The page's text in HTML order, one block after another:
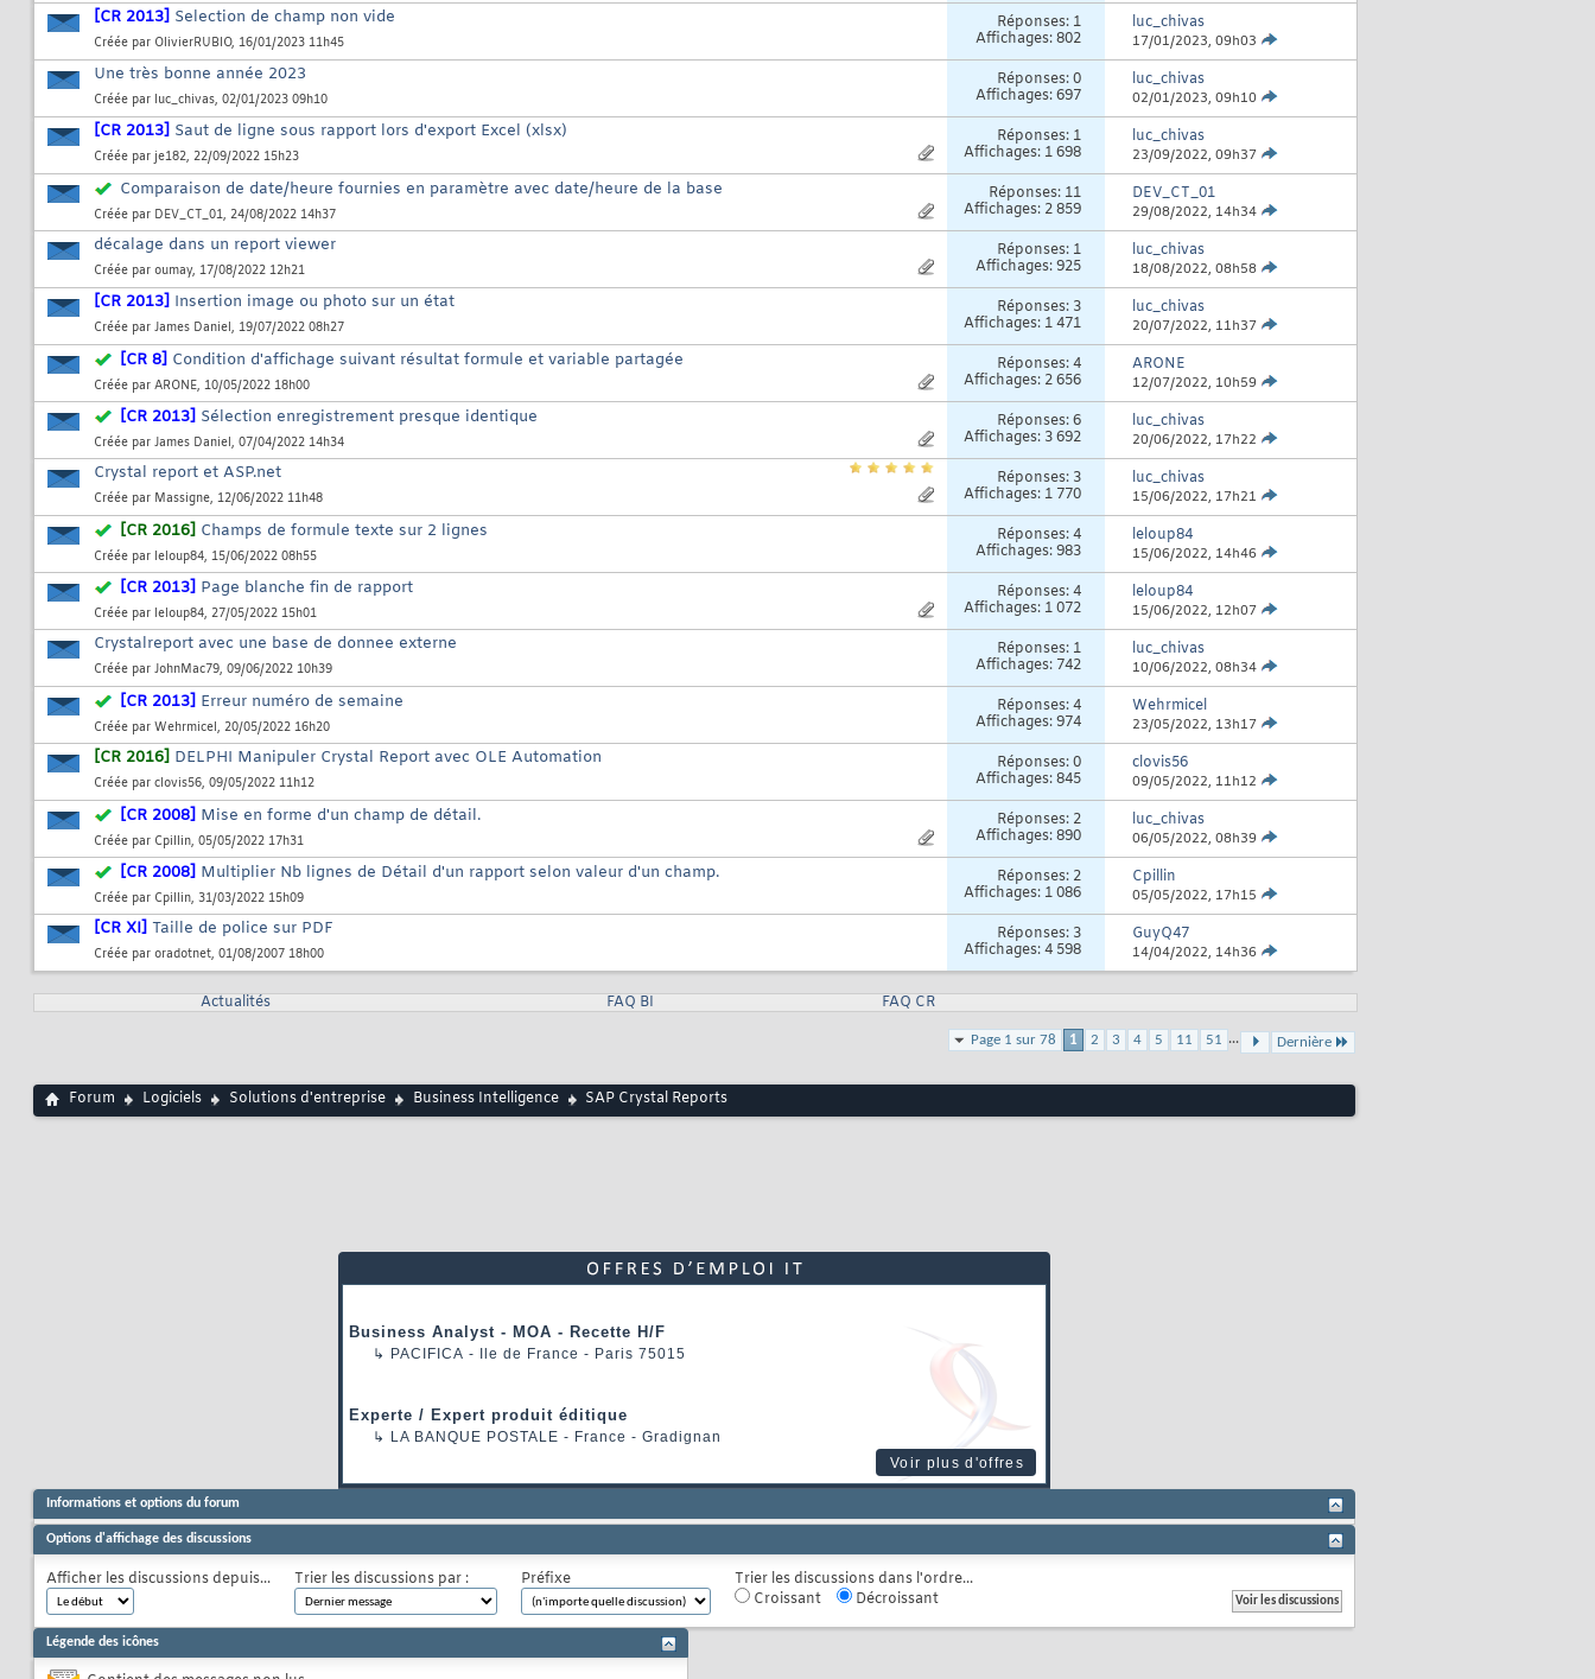
[CR 2013] Selection de champ non vide
Créée par OlivierRUBIO, 16/01/2023 11h45
Réponses: 1
Affichages: 802
luc_chivas
17/01/2023, 09h03
Une très bonne année 2023
Créée par luc_chivas, 02/01/2023 09h10
Réponses:0
Affichages: 697
luc_chivas
02/01/2023, 09h10
[CR 2013] Saut de ligne sous rapport lors d'export Excel (xlsx)
Créée par je182, 22/09/2022 15h23
Réponses: 1
Affichages: 1 698
luc_chivas
23/09/2022, 09h37
Comparaison de date/heure fournies en paramètre avec date/heure de la base
Créée par DEV_CT_01, 24/08/2022 14h37
Réponses: 11
Affichages: 2 859
DEV_CT_01
29/08/2022, 14h34
décalage dans un report viewer
Créée par oumay, 17/08/2022 12h21
Réponses: 1
Affichages: 925
luc_chivas
18/08/2022, 08h58
[CR 2013] Insertion image ou photo sur un état
Créée par James Daniel, 19/07/2022 08h27
Réponses: 3
Affichages: 1 471
luc_chivas
20/07/2022, 11h37
[CR 8] Condition d'affichage suivant résultat formule et variable partagée
Créée par ARONE, 10/05/2022 18h00
Réponses:4
Affichages: 2 656
ARONE
12/07/2022, 10h59
[CR 2013] Sélection enregistrement presque identique
Créée par James Daniel, 07/04/2022 14h34
Réponses:6
Affichages: 3 692
luc_chivas
20/06/2022, 17h22
Crystal report et ASP.net
Créée par Massigne, 12/06/2022 11h48
Réponses: 3
Affichages: 1 770
luc_chivas
15/06/2022, 17h21
[CR 2016] Champs de formule texte sur 2 lignes
Créée par leloup84, 15/06/2022 08h55
Réponses:4
Affichages: 983
leloup84
15/06/2022, 14h46
[CR 2013] Page blanche fin de rapport
Créée par leloup84, 27/05/2022 15h01
Réponses:4
Affichages: 1 072
leloup84
15/06/2022, 12h07
Crystalreport avec une base de donnee externe
Créée par JohnMac79, 09/06/2022 10h39
Réponses: 1
Affichages: 742
luc_chivas
10/06/2022, 08h34
[CR 2013] Erreur numéro de semaine
Créée par Wehrmicel, 20/05/2022 16h20
Réponses:4
Affichages: 974
Wehrmicel
23/05/2022, 13h17
[CR 2016] DELPHI Manipuler Crystal Report avec OLE Automation
Créée par clovis56, 09/05/2022 11h12
Réponses:0
Affichages: 845
clovis56
09/05/2022, 11h12
[CR 2008] Mise en forme d'un champ de détail.
Créée par Cpillin, 05/05/2022 17h31
Réponses: 2
Affichages: 890
luc_chivas
06/05/2022, 08h39
[CR 2008] Multiplier Nb lignes de Détail d'un rapport selon valeur d'un champ.
Créée par Cpillin, 31/03/2022 15h09
Réponses: 2
Affichages: 1 086
Cpillin
05/05/2022, 17h15
[CR XI] Taille de police sur PDF
Créée par oradotnet, 01/08/2007 18h00
Réponses: 3
Affichages: 4 598
GuyQ47
14/04/2022, 14h36
Actualités FAQ BI FAQ CR
Page 1 sur 78 1 2 3 4 5 11 51 ... Dernière
Forum Logiciels Solutions d'entreprise Business Intelligence SAP Crystal Reports
Business Analyst - MOA - Recette H/F
↳ PACIFICA - Ile de France - Paris 75015
Experte / Expert produit éditique
↳ LA BANQUE POSTALE - France - Gradignan
Voir plus d'offres
Informations et options du forum
Options d'affichage des discussions
Afficher les discussions depuis... Trier les discussions par : Préfixe
Trier les discussions dans l'ordre...
Croissant
Décroissant
Légende des icônes